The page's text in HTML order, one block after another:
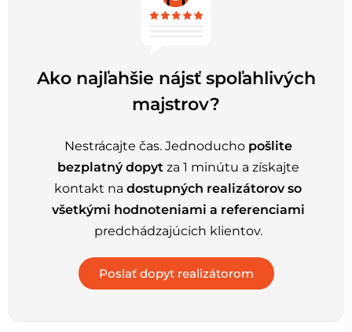
Ako najľahšie nájsť spoľahlivých
majstrov?
Nestrácajte čas. Jednoducho pošlite
bezplatný dopyt za 1 minútu a získajte
kontakt na dostupných realizátorov so
všetkými hodnoteniami a referenciami
predchádzajúcich klientov.